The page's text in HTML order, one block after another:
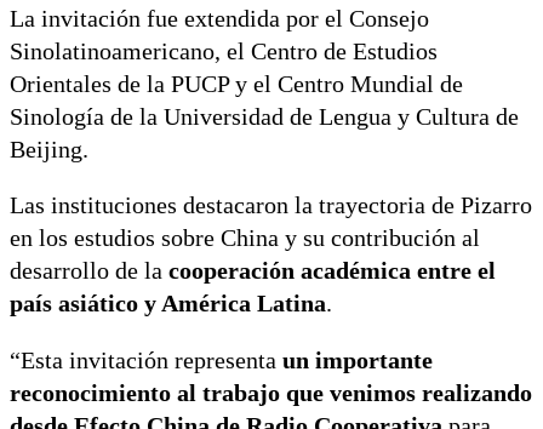
La invitación fue extendida por el Consejo
Sinolatinoamericano, el Centro de Estudios
Orientales de la PUCP y el Centro Mundial de
Sinología de la Universidad de Lengua y Cultura de
Beijing.
Las instituciones destacaron la trayectoria de Pizarro
en los estudios sobre China y su contribución al
desarrollo de la cooperación académica entre el
país asiático y América Latina.
“Esta invitación representa un importante
reconocimiento al trabajo que venimos realizando